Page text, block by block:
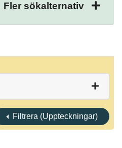
Fler sökalternativ
Filtrera (Uppteckningar)